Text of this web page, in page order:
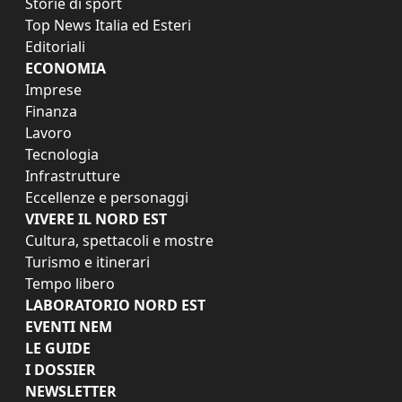
Top News Italia ed Esteri
Editoriali
ECONOMIA
Imprese
Finanza
Lavoro
Tecnologia
Infrastrutture
Eccellenze e personaggi
VIVERE IL NORD EST
Cultura, spettacoli e mostre
Turismo e itinerari
Tempo libero
LABORATORIO NORD EST
EVENTI NEM
LE GUIDE
I DOSSIER
NEWSLETTER